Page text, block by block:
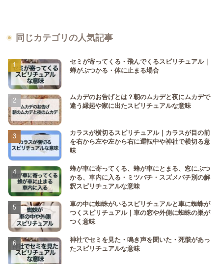
同じカテゴリの人気記事
セミが寄ってくる・飛んでくるスピリチュアル｜
蝉がぶつかる・体に止まる場合
ムカデのお告げとは？朝のムカデと夜にムカデで
違う縁起や家に出たスピリチュアルな意味
カラスが横切るスピリチュアル｜カラスが目の前
を右から左や左から右に運転中や神社で横切る意
味
蜂が車に寄ってくる、蜂が車にとまる、窓にぶつ
かる、車内に入る・ミツバチ・スズメバチ別の解
釈スピリチュアルな意味
車の中に蜘蛛がいるスピリチュアルと車に蜘蛛が
つくスピリチュアル｜車の窓や外側に蜘蛛の巣が
つく意味
神社でセミを見た・鳴き声を聞いた・死骸があっ
たスピリチュアルな意味